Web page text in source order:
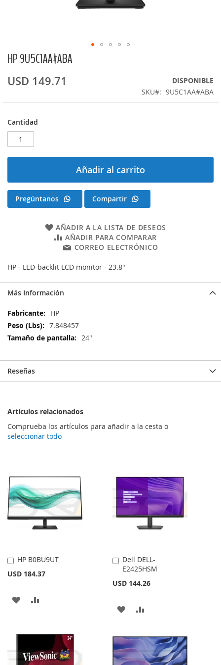
HP 9U5C1AA#ABA
USD 149.71
DISPONIBLE
SKU
9U5C1AA#ABA
Cantidad
Añadir al carrito
Pregúntanos Compartir
AÑADIR A LA LISTA DE DESEOS
AÑADIR PARA COMPARAR
CORREO ELECTRÓNICO
HP - LED-backlit LCD monitor - 23.8"
Saltar
comienzo
de
imágenes
Más Información
Más
Información
HP
7.848457
24"
Reseñas
Artículos relacionados
Comprueba los artículos para añadir a la cesta o
seleccionar todo
HP B0BU9UT
USD 184.37
Añadir
al
carrito
AÑADIR
LA
LISTA
COMPARAR
Dell DELL-
E2425HSM
USD 144.26
Añadir
al
carrito
AÑADIR
LA
LISTA
COMPARAR